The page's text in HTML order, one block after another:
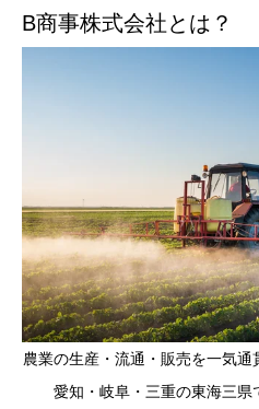
B商事株式会社とは？
農業の生産・流通・販売を一気
愛知・岐阜・三重の東海三県